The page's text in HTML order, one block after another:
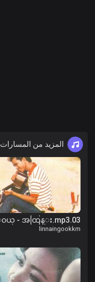
المزيد من المسارات
03.သံသရာတစ္ေကြ ့၀ယ္ - အထြန္း.mp3
linnaingookkm